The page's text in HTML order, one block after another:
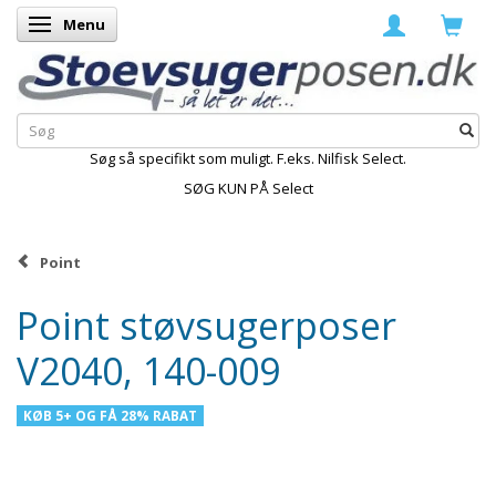
Skifte navigation
Menu
Søg så specifikt som muligt. F.eks. Nilfisk Select.
SØG KUN PÅ Select
Point
Point støvsugerposer
V2040, 140-009
KØB 5+ OG FÅ 28% RABAT